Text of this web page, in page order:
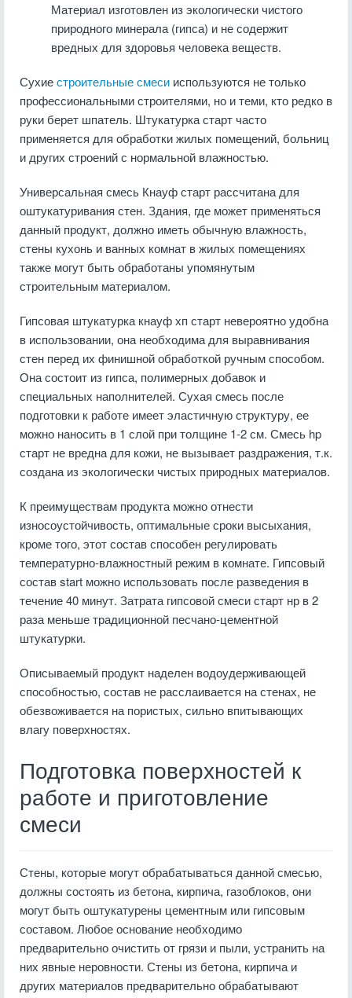
Материал изготовлен из экологически чистого
природного минерала (гипса) и не содержит
вредных для здоровья человека веществ.
Сухиестроительные смеси используются не только
профессиональными строителями, но и теми, кто редко в
руки берет шпатель. Штукатурка старт часто
применяется для обработки жилых помещений, больниц
и других строений с нормальной влажностью.
Универсальная смесь Кнауф старт рассчитана для
оштукатуривания стен. Здания, где может применяться
данный продукт, должно иметь обычную влажность,
стены кухонь и ванных комнат в жилых помещениях
также могут быть обработаны упомянутым
строительным материалом.
Гипсовая штукатурка кнауф хп старт невероятно удобна
в использовании, она необходима для выравнивания
стен перед их финишной обработкой ручным способом.
Она состоит из гипса, полимерных добавок и
специальных наполнителей. Сухая смесь после
подготовки к работе имеет эластичную структуру, ее
можно наносить в 1 слой при толщине 1-2 см. Смесь hp
старт не вредна для кожи, не вызывает раздражения, т.к.
создана из экологически чистых природных материалов.
К преимуществам продукта можно отнести
износоустойчивость, оптимальные сроки высыхания,
кроме того, этот состав способен регулировать
температурно-влажностный режим в комнате. Гипсовый
состав start можно использовать после разведения в
течение 40 минут. Затрата гипсовой смеси старт нр в 2
раза меньше традиционной песчано-цементной
штукатурки.
Описываемый продукт наделен водоудерживающей
способностью, состав не расслаивается на стенах, не
обезвоживается на пористых, сильно впитывающих
влагу поверхностях.
Подготовка поверхностей к
работе и приготовление
смеси
Стены, которые могут обрабатываться данной смесью,
должны состоять из бетона, кирпича, газоблоков, они
могут быть оштукатурены цементным или гипсовым
составом. Любое основание необходимо
предварительно очистить от грязи и пыли, устранить на
них явные неровности. Стены из бетона, кирпича и
других материалов предварительно обрабатывают